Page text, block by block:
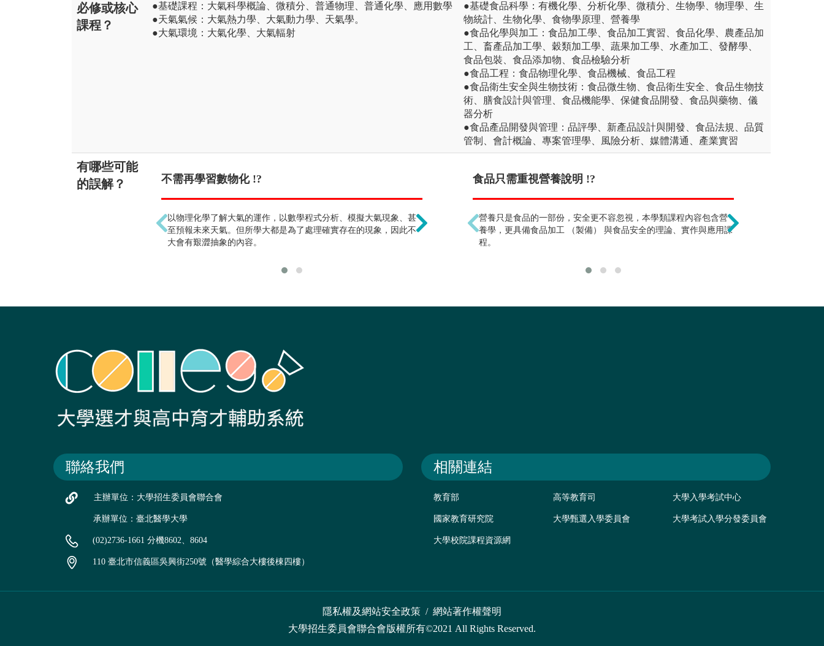
必修或核心
課程？
●基礎課程：大氣科學概論、微積分、普通物理、普通化學、應用數學
●天氣氣候：大氣熱力學、大氣動力學、天氣學。
●大氣環境：大氣化學、大氣輻射
●基礎食品科學：有機化學、分析化學、微積分、生物學、物理學、生
物統計、生物化學、食物學原理、營養學
●食品化學與加工：食品加工學、食品加工實習、食品化學、農產品加
工、畜產品加工學、穀類加工學、蔬果加工學、水產加工、發酵學、
食品包裝、食品添加物、食品檢驗分析
●食品工程：食品物理化學、食品機械、食品工程
●食品衛生安全與生物技術：食品微生物、食品衛生安全、食品生物技
術、膳食設計與管理、食品機能學、保健食品開發、食品與藥物、儀
器分析
●食品產品開發與管理：品評學、新產品設計與開發、食品法規、品質
管制、會計概論、專案管理學、風險分析、媒體溝通、產業實習
有哪些可能
的誤解？
不需再學習數物化 !?
以物理化學了解大氣的運作，以數學程式分析、模擬大氣現象、甚
至預報未來天氣。但所學大都是為了處理確實存在的現象，因此不
大會有艱澀抽象的內容。
一定會當氣象主播 !?
由於具備程式撰寫與天氣判讀能力，因此除了公職與地球科學相關
研究，也可投入資訊、媒體、金融、教育、航空等相關職業。
食品只需重視營養說明 !?
營養只是食品的一部份，安全更不容忽視，本學類課程內容包含營
養學，更具備食品加工 （製備） 與食品安全的理論、實作與應用課
程。
聯絡我們
主辦單位：大學招生委員會聯合會
承辦單位：臺北醫學大學
(02)2736-1661 分機8602、8604
110 臺北市信義區吳興街250號（醫學綜合大樓後棟四樓）
相關連結
教育部 高等教育司 大學入學考試中心
國家教育研究院 大學甄選入學委員會 大學考試入學分發委員會
大學校院課程資源網
隱私權及網站安全政策 / 網站著作權聲明
大學招生委員會聯合會版權所有©2021 All Rights Reserved.